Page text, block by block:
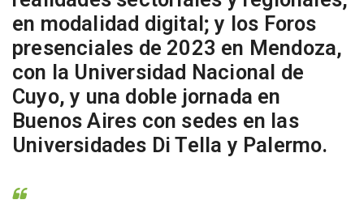
en modalidad digital; y los Foros
presenciales de 2023 en Mendoza,
con la Universidad Nacional de
Cuyo, y una doble jornada en
Buenos Aires con sedes en las
Universidades Di Tella y Palermo.